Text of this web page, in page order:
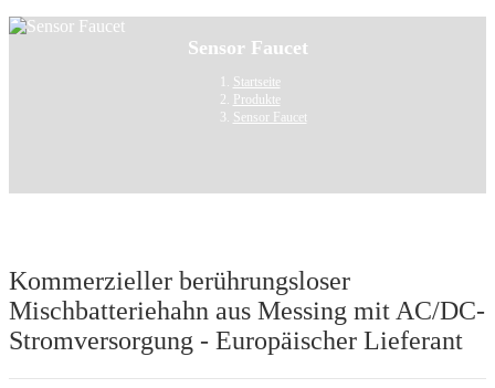
Sensor Faucet
Startseite
Produkte
Sensor Faucet
Kommerzieller berührungsloser
Mischbatteriehahn aus Messing mit AC/DC-
Stromversorgung - Europäischer Lieferant